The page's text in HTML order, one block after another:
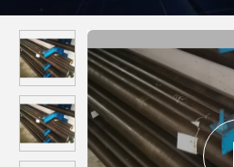
en acier 10mm pour la construction